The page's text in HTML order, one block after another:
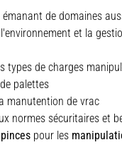
de domaines
l'environnement et la
types de charges
palettes
manutention de vrac
normes sécuritaires et
pincespour les